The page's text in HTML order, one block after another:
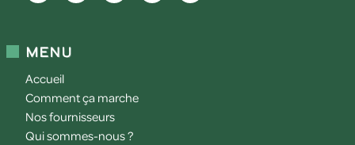
Menu
Accueil
Comment ça marche
Nos fournisseurs
Qui sommes-nous ?